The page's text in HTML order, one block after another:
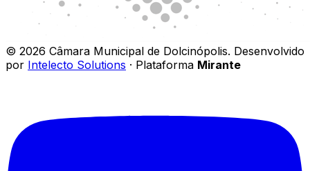
© 2026 Câmara Municipal de Dolcinópolis. Desenvolvido
por Intelecto Solutions · Plataforma Mirante